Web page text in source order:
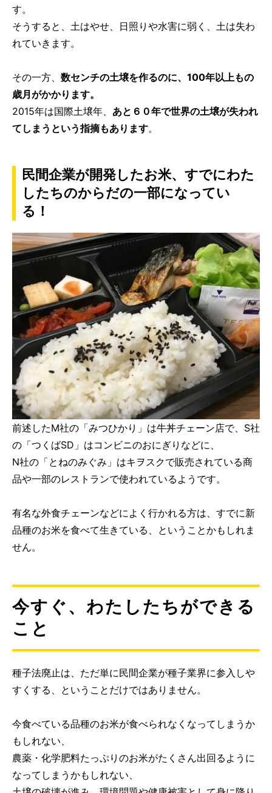
す。
そうすると、土はやせ、日照りや水害に弱く、土は失わ
れていきます。
その一方、 数センチの土壌を作るのに、100年以上もの
歳月がかかります。
2015年は国際土壌年、 あと６０年で世界の土壌が失われ
てしまうという指摘もあります。
民間企業が開発したお米、すでにわた
したちのからだの一部になってい
る！
前述したM社の「みつひかり」は牛丼チェーン店で、S社
の「つくばSD」はコンビニのおにぎりなどに、
N社の「とねのみぐみ」はキヲスクで販売されている商
品や一部のレストランで使われているようです。
有名な外食チェーンなどによく行かれる方は、すでに新
品種のお米を食べて生きている、ということかもしれま
せん。
今すぐ、わたしたちができる
こと
種子法廃止は、ただ単に民間企業が種子業界に参入しや
すくする、ということだけではありません。
今食べている品種のお米が食べられなくなってしまうか
もしれない、
農薬・化学肥料たっぷりのお米がたくさん出回るように
なってしまうかもしれない、